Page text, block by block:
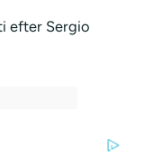
efter Sergio